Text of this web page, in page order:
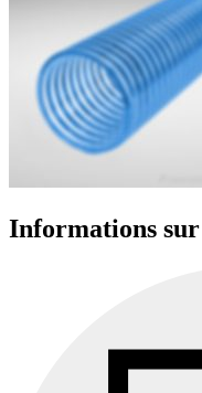
Informations